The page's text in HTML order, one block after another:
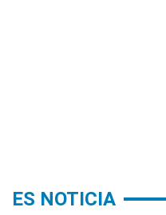
ES NOTICIA